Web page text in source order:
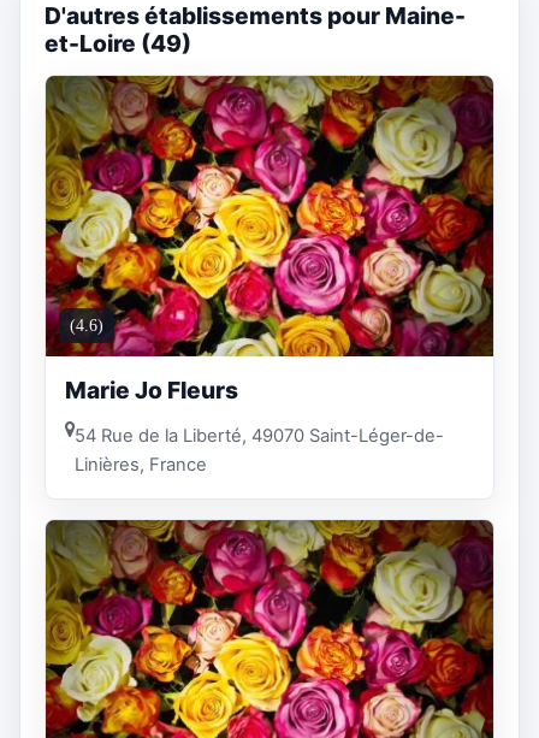
D'autres établissements pour Maine-
et-Loire (49)
(4.6)
Marie Jo Fleurs
54 Rue de la Liberté, 49070 Saint-Léger-de-
Linières, France